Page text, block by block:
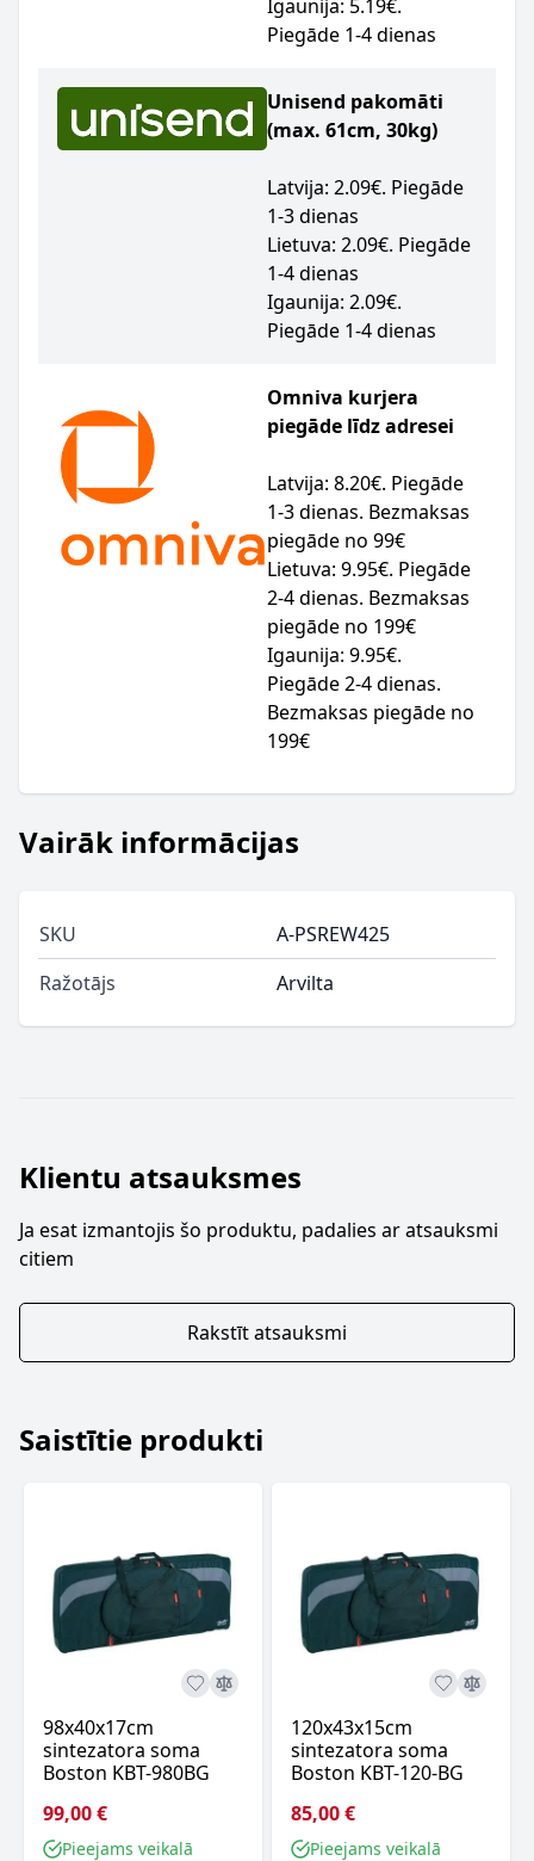
Igaunija: 5.19€.
Piegāde 1-4 dienas
Unisend pakomāti
(max. 61cm, 30kg)
Latvija: 2.09€. Piegāde
1-3 dienas
Lietuva: 2.09€. Piegāde
1-4 dienas
Igaunija: 2.09€.
Piegāde 1-4 dienas
Omniva kurjera
piegāde līdz adresei
Latvija: 8.20€. Piegāde
1-3 dienas. Bezmaksas
piegāde no 99€
Lietuva: 9.95€. Piegāde
2-4 dienas. Bezmaksas
piegāde no 199€
Igaunija: 9.95€.
Piegāde 2-4 dienas.
Bezmaksas piegāde no
199€
Vairāk informācijas
SKU
A-PSREW425
Ražotājs
Arvilta
Klientu atsauksmes
Ja esat izmantojis šo produktu, padalies ar atsauksmi
citiem
Rakstīt atsauksmi
Saistītie produkti
98х40х17cm
sintezatora soma
Boston KBT-980BG
99,00 €
Pieejams veikalā
120x43x15cm
sintezatora soma
Boston KBT-120-BG
85,00 €
Pieejams veikalā